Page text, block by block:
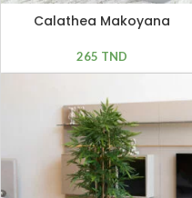
Calathea Makoyana
265 TND